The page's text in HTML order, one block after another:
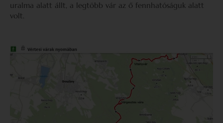
uralma alatt állt, a legtöbb vár az ő fennhatóságuk alatt
volt.